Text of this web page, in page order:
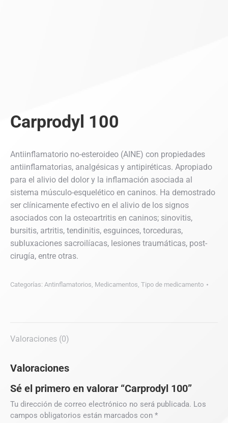
Carprodyl 100
Antiinflamatorio no-esteroideo (AINE) con propiedades
antiinflamatorias, analgésicas y antipiréticas. Apropiado
para el alivio del dolor y la inflamación asociada al
sistema músculo-esquelético en caninos. Ha demostrado
ser clínicamente efectivo en el alivio de los signos
asociados con la osteoartritis en caninos; sinovitis,
bursitis, artritis, tendinitis, esguinces, torceduras,
subluxaciones sacroilíacas, lesiones traumáticas, post-
cirugía, entre otras.
Categorías: Antinflamatorios Medicamentos Tipo de medicamento
Valoraciones (0)
Valoraciones
Sé el primero en valorar “Carprodyl 100”
Tu dirección de correo electrónico no será publicada. Los
campos obligatorios están marcados con *